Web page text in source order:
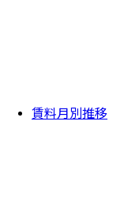
賃料月別推移